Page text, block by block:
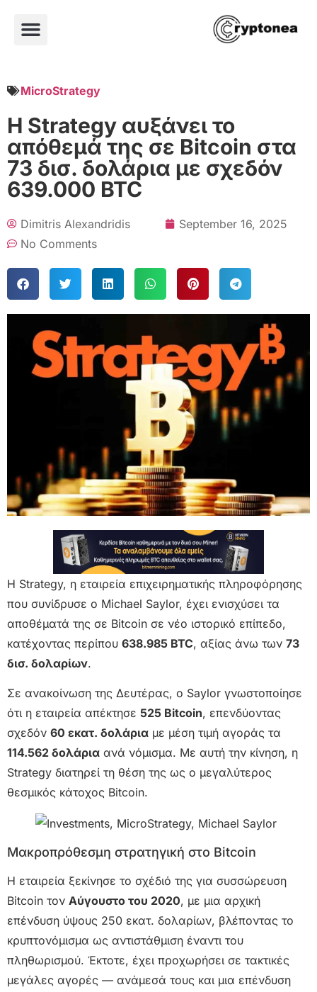
MicroStrategy
Η Strategy αυξάνει το
απόθεμά της σε Bitcoin στα
73 δισ. δολάρια με σχεδόν
639.000 BTC
Dimitris Alexandridis
September 16, 2025
No Comments
Η Strategy, η εταιρεία επιχειρηματικής πληροφόρησης
που συνίδρυσε ο Michael Saylor, έχει ενισχύσει τα
αποθέματά της σε Bitcoin σε νέο ιστορικό επίπεδο,
κατέχοντας περίπου 638.985 BTC, αξίας άνω των 73
δισ. δολαρίων.
Σε ανακοίνωση της Δευτέρας, ο Saylor γνωστοποίησε
ότι η εταιρεία απέκτησε 525 Bitcoin, επενδύοντας
σχεδόν 60 εκατ. δολάρια με μέση τιμή αγοράς τα
114.562 δολάρια ανά νόμισμα. Με αυτή την κίνηση, η
Strategy διατηρεί τη θέση της ως ο μεγαλύτερος
θεσμικός κάτοχος Bitcoin.
Μακροπρόθεσμη στρατηγική στο Bitcoin
Η εταιρεία ξεκίνησε το σχέδιό της για συσσώρευση
Bitcoin τον Αύγουστο του 2020, με μια αρχική
επένδυση ύψους 250 εκατ. δολαρίων, βλέποντας το
κρυπτονόμισμα ως αντιστάθμιση έναντι του
πληθωρισμού. Έκτοτε, έχει προχωρήσει σε τακτικές
μεγάλες αγορές — ανάμεσά τους και μια επένδυση